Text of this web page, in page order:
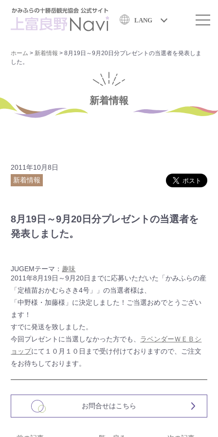
LANG
ホーム > 新着情報 >8月19日～9月20日分プレゼントの当選者を発表しま
した。
新着情報
2011年10月8日
新着情報
8月19日～9月20日分プレゼントの当選者を
発表しました。
JUGEMテーマ： 趣味
2011年8月19日～9月20日までに応募いただいた「かみふらの産
「定植苗おかむらさき4号」」の当選者様は、
「中野様・加藤様」に決定しました！ご当選おめでとうござい
ます！
すでに発送を致しました。
今回プレゼントに当選しなかった方でも、 ラベンダーＷＥＢシ
ョップにて１０月１０日まで受け付けておりますので、ご注文
をお待ちしております。
お問合せはこちら